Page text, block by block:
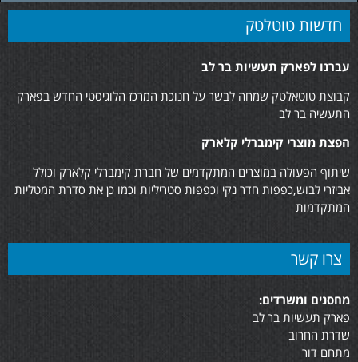
חדשות טוטלטק
עברנו לפארק תעשיות בר לב
קבוצת טוטאלטק שמחה לבשר על חנוכת המרכז הלוגיסטי החדש בפארק
התעשיה בר לב
הפצת מוצרי קימברלי קלארק
שיתוף הפעולה במוצרים המתקדמים של חברת קימברלי קלארק וכולל
אביזרי לבוש,כפפות חדר נקי וכפפות סטריליות וכמו כן את סדרת המטליות
המתקדמות
צרו קשר
מחסנים ומשרדים:
פארק תעשיות בר לב
שדרת החרוב
מתחם דור